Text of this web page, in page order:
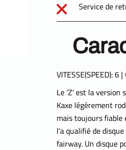
Service de
VITESSE(SPEED): 6
Le 'Z' est la version
Kaxe légèrement
mais toujours fiable
l'a qualifié de
fairway. Un disque